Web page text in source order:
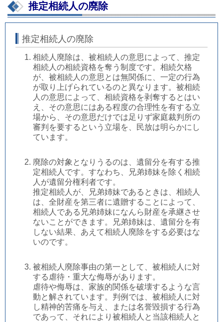
推定相続人の廃除
推定相続人の廃除
相続人廃除は、被相続人の意思によって、推定
相続人の相続資格を奪う制度です。相続欠格
が、被相続人の意思とは無関係に、一定の行為
が取り上げられているのと異なります。被相続
人の意思によって、相続資格を剥奪するとはい
え、その意思にはある程度の合理性を有する立
場から、その意思だけでは足りず家庭裁判所の
審判を要するという立場を、民放は明らかにし
ています。
廃除の対象となりうるのは、遺留分を有する推
定相続人です。すなわち、兄弟姉妹を除く相続
人が遺留分権利者です。
推定相続人が、兄弟姉妹であるときは、相続人
は、全財産を第三者に遺贈することによって、
相続人である兄弟姉妹になんら財産を承継させ
ないことができます。兄弟姉妹は、遺留分を有
しない結果、あえて相続人廃除をする必要はな
いのです。
被相続人廃除事由の第一として、被相続人に対
する虐待・重大な侮辱があります。
虐待や侮辱は、家族的関係を破壊するような言
動と解されています。判例では、被相続人に対
し精神的苦痛を与え、または名誉毀損する行為
であって、それにより被相続人と当該相続人と